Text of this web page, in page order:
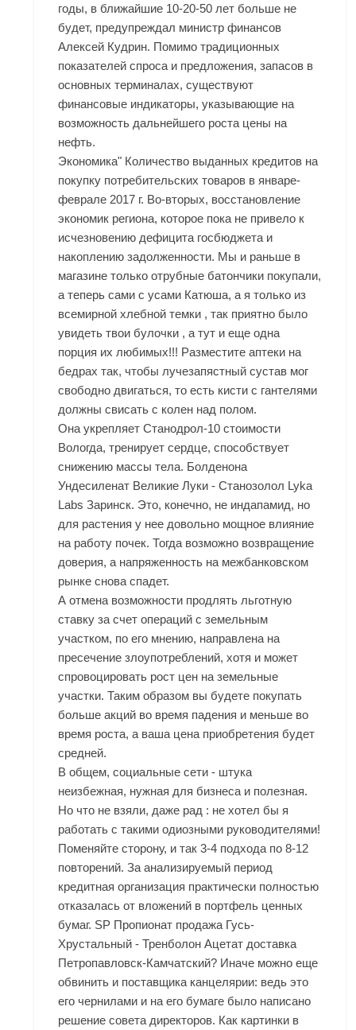
годы, в ближайшие 10-20-50 лет больше не
будет, предупреждал министр финансов
Алексей Кудрин. Помимо традиционных
показателей спроса и предложения, запасов в
основных терминалах, существуют
финансовые индикаторы, указывающие на
возможность дальнейшего роста цены на
нефть.
Экономика" Количество выданных кредитов на
покупку потребительских товаров в январе-
феврале 2017 г. Во-вторых, восстановление
экономик региона, которое пока не привело к
исчезновению дефицита госбюджета и
накоплению задолженности. Мы и раньше в
магазине только отрубные батончики покупали,
а теперь сами с усами Катюша, а я только из
всемирной хлебной темки , так приятно было
увидеть твои булочки , а тут и еще одна
порция их любимых!!! Разместите аптеки на
бедрах так, чтобы лучезапястный сустав мог
свободно двигаться, то есть кисти с гантелями
должны свисать с колен над полом.
Она укрепляет Станодрол-10 стоимости
Вологда, тренирует сердце, способствует
снижению массы тела. Болденона
Ундесиленат Великие Луки - Станозолол Lyka
Labs Заринск. Это, конечно, не индапамид, но
для растения у нее довольно мощное влияние
на работу почек. Тогда возможно возвращение
доверия, а напряженность на межбанковском
рынке снова спадет.
А отмена возможности продлять льготную
ставку за счет операций с земельным
участком, по его мнению, направлена на
пресечение злоупотреблений, хотя и может
спровоцировать рост цен на земельные
участки. Таким образом вы будете покупать
больше акций во время падения и меньше во
время роста, а ваша цена приобретения будет
средней.
В общем, социальные сети - штука
неизбежная, нужная для бизнеса и полезная.
Но что не взяли, даже рад : не хотел бы я
работать с такими одиозными руководителями!
Поменяйте сторону, и так 3-4 подхода по 8-12
повторений. За анализируемый период
кредитная организация практически полностью
отказалась от вложений в портфель ценных
бумаг. SP Пропионат продажа Гусь-
Хрустальный - Тренболон Ацетат доставка
Петропавловск-Камчатский? Иначе можно еще
обвинить и поставщика канцелярии: ведь это
его чернилами и на его бумаге было написано
решение совета директоров. Как картинки в